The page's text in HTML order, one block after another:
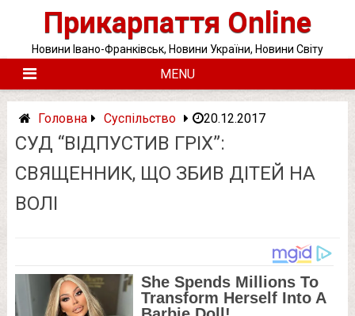
Прикарпаття Online
Новини Івано-Франківськ, Новини України, Новини Світу
MENU
Головна Суспільство 20.12.2017
СУД “ВІДПУСТИВ ГРІХ”:
СВЯЩЕННИК, ЩО ЗБИВ ДІТЕЙ НА
ВОЛІ